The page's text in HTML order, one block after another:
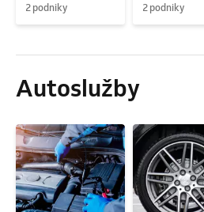
2 podniky 2 podniky
Autoslužby